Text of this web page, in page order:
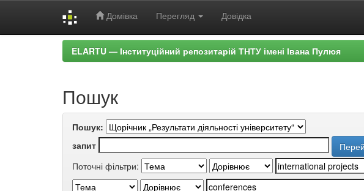
Домівка Перегляд Довідка
ELARTU — Інституційний репозитарій ТНТУ імені Івана Пулюя
Пошук
Пошук:
запит
Поточні фільтри: